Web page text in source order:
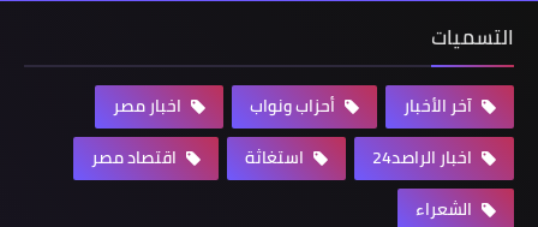
التسميات
آخر الأخبار أحزاب ونواب
اخبار مصر
اخبار الراصد24
استغاثة
اقتصاد مصر
الشعراء